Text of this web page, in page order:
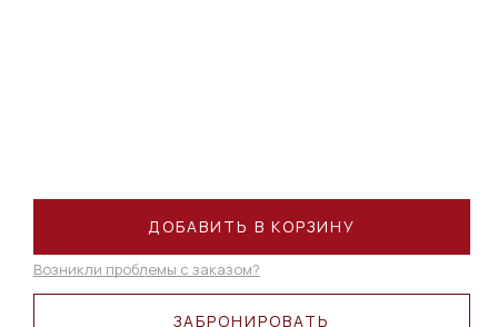
ЗАБРОНИРОВАТЬ
ДОБАВИТЬ В КОРЗИНУ
Возникли проблемы с заказом?